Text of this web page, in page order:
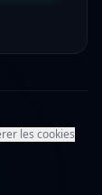
les cookies